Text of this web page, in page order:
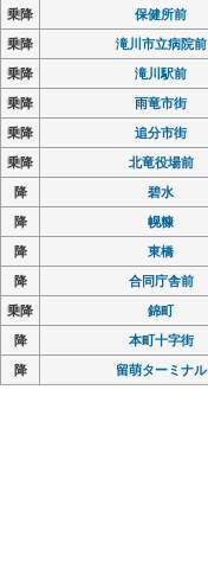
乗降 保健所前
乗降 滝川市立病院前
乗降 滝川駅前
乗降 雨竜市街
乗降 追分市街
乗降 北竜役場前
降 碧水
降 幌糠
降 東橋
降 合同庁舎前
乗降 錦町
降 本町十字街
降 留萌ターミナル
乗降 保健所前
乗降 滝川市立病院前
乗降 滝川駅前
乗降 雨竜市街
乗降 追分市街
乗降 北竜役場前
降 碧水
降 幌糠
降 東橋
降 合同庁舎前
乗降 錦町
降 本町十字街
降 留萌ターミナル